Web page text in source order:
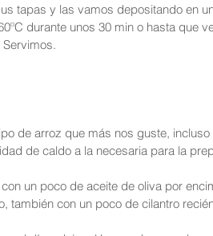
tapas y las vamos depositando en
durante unos 30 min o hasta que
de arroz que más nos guste,
de caldo a la necesaria para la
un poco de aceite de oliva por
también con un poco de cilantro